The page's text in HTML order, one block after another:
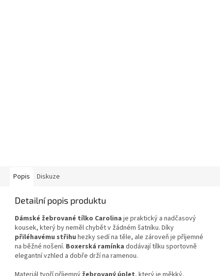
Popis Diskuze
Detailní popis produktu
Dámské žebrované tílko Carolina je praktický a nadčasový
kousek, který by neměl chybět v žádném šatníku. Díky
přiléhavému střihu hezky sedí na těle, ale zároveň je příjemné
na běžné nošení. Boxerská ramínka dodávají tílku sportovně
elegantní vzhled a dobře drží na ramenou.